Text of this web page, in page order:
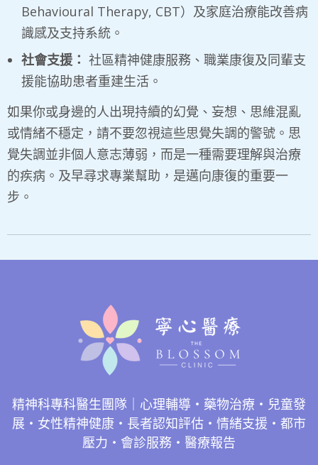
Behavioural Therapy, CBT）及家庭治療能改善病
識感及支持系統。
社會支援： 社區精神健康服務、職業康復及同輩支
援能協助患者重建生活。
如果你或身邊的人出現持續的幻覺、妄想、思維混亂
或情緒不穩定，請不要忽視這些思覺失調的警號。思
覺失調並非個人意志薄弱，而是一種需要理解與治療
的疾病。及早尋求專業幫助，是邁向康復的重要一
步。
精神科專科醫生團隊｜心理輔導・藥物治療・兒童發
展・女性精神健康・長者認知評估・情緒支援・都市
壓力・會診服務・醫療報告